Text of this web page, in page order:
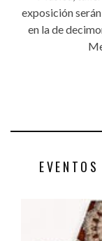
exposición
en la de